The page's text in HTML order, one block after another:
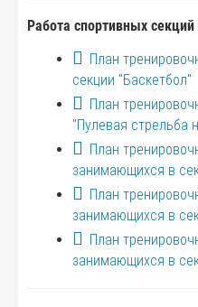
Работа спортивных
План
секции "Баскетбол"
План
"Пулевая стрельба
План
занимающихся в
План
занимающихся в
План
занимающихся в